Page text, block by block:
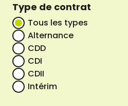
Type de contrat
Tous les types
Alternance
CDD
CDI
CDII
Intérim